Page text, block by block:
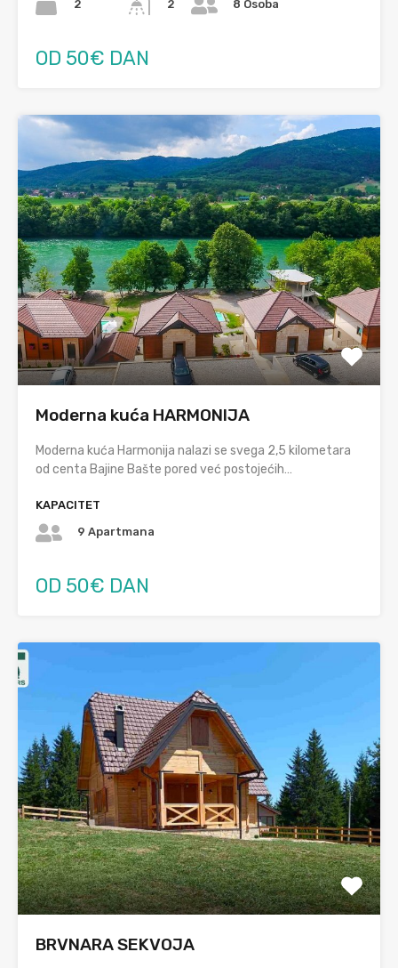
2 2 8 Osoba
OD 50€ DAN
Moderna kuća HARMONIJA
Moderna kuća Harmonija nalazi se svega 2,5 kilometara
od centa Bajine Bašte pored već postojećih…
KAPACITET
9 Apartmana
OD 50€ DAN
BRVNARA SEKVOJA